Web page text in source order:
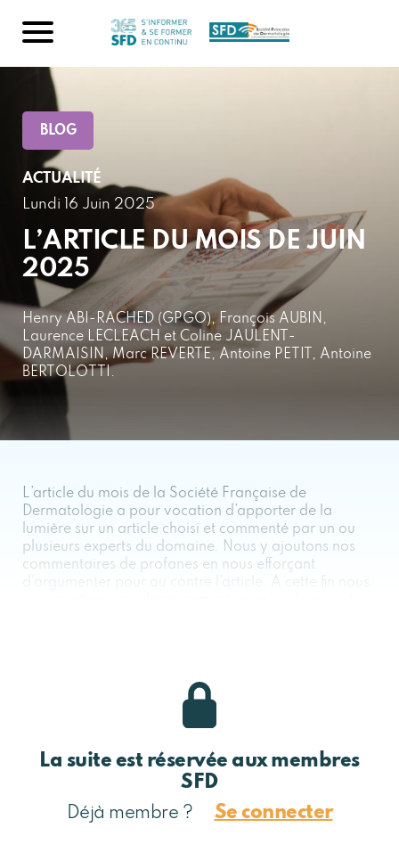
BLOG
ACTUALITÉ
Lundi 16 Juin 2025
L’ARTICLE DU MOIS DE JUIN
2025
Henry ABI-RACHED (GPGO), François AUBIN,
Laurence LECLEACH et Coline JAULENT-
DARMAISIN, Marc REVERTE, Antoine PETIT, Antoine
BERTOLOTTI.
L’article du mois de la Société Française de
Dermatologie a pour vocation d’apporter de la
lumière sur un article choisi et commenté par un ou
plusieurs experts du domaine. Nous y ajoutons nos
commentaires de profanes en nous efforçant
Ce contenu est uniquement réservé aux
S’abonner maintenant
La suite est réservée aux membres
SFD
Déjà membre ? Se connecter